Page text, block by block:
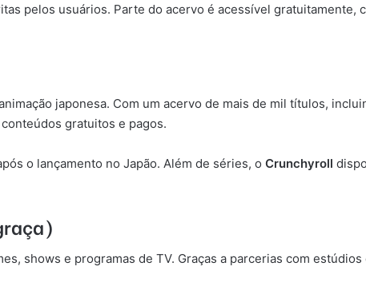
pelos usuários. Parte do acervo é acessível gratuitamente,
japonesa. Com um acervo de mais de mil títulos,
gratuitos e pagos.
o lançamento no Japão. Além de séries, o Crunchyroll
shows e programas de TV. Graças a parcerias com